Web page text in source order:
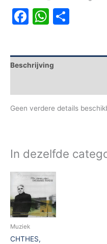
Facebook
Beschrijving
Geen verdere details
In dezelfde
Muziek
CHTHES,